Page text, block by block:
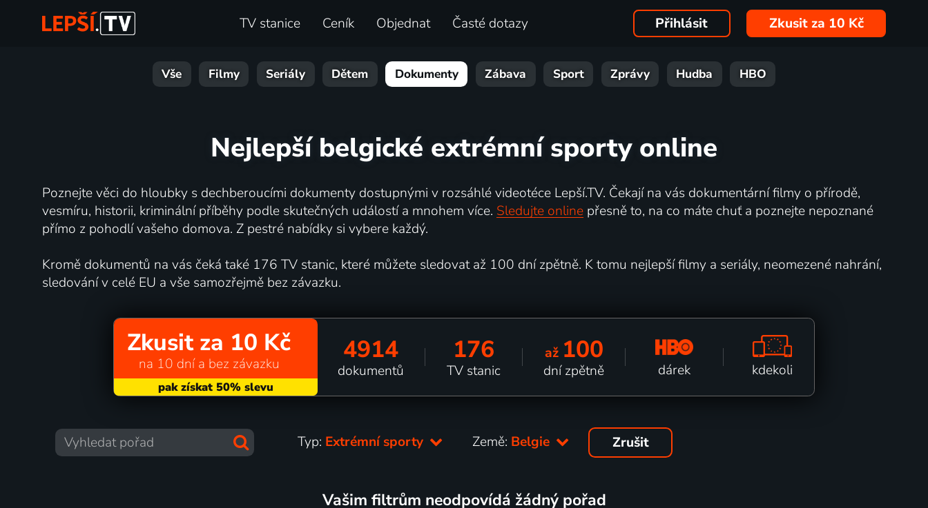
TV stanice Ceník Objednat Časté dotazy Přihlásit Zkusit za 10 Kč
Vše Filmy Seriály Dětem Dokumenty Zábava Sport Zprávy Hudba HBO
Nejlepší belgické extrémní sporty online
Poznejte věci do hloubky s dechberoucími dokumenty dostupnými v rozsáhlé videotéce Lepší.TV. Čekají na vás dokumentární filmy o přírodě,
vesmíru, historii, kriminální příběhy podle skutečných událostí a mnohem více. Sledujte onlinepřesně to, na co máte chuť a poznejte nepoznané
přímo z pohodlí vašeho domova. Z pestré nabídky si vybere každý.
Kromě dokumentů na vás čeká také 176 TV stanic, které můžete sledovat až 100 dní zpětně. K tomu nejlepší filmy a seriály, neomezené nahrání,
sledování v celé EU a vše samozřejmě bez závazku.
Zkusit za 10 Kč
na 10 dní a bez závazku 4914
dokumentů
176
TV stanic
až 100
dní zpětně dárek kdekoli
Typ: Extrémní sporty Země: Belgie Zrušit
Vašim filtrům neodpovídá žádný pořad